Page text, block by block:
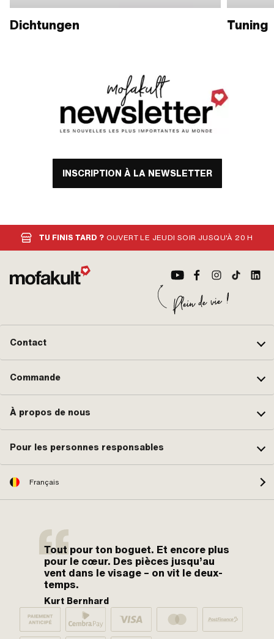
Dichtungen Tuning
INSCRIPTION À LA NEWSLETTER
TU FINIS TARD ? OUVERT LE JEUDI SOIR JUSQU'À 20 H
Contact
Commande
À propos de nous
Pour les personnes responsables
Français
Tout pour ton boguet. Et encore plus
pour le cœur. Des pièces jusqu’au
vent dans le visage – on vit le deux-
temps.
Kurt Bernhard